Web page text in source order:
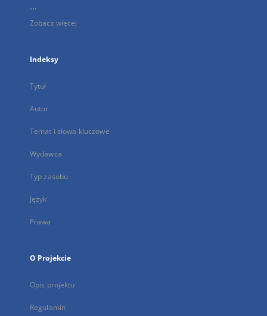
...
Zobacz więcej
Indeksy
Tytuł
Autor
Temat i słowa kluczowe
Wydawca
Typ zasobu
Język
Prawa
O Projekcie
Opis projektu
Regulamin